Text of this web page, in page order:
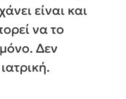
είναι και
να το
Δεν